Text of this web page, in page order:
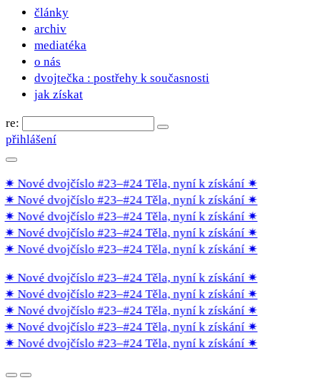
články
archiv
mediatéka
o nás
dvojtečka : postřehy k současnosti
jak získat
re:
přihlášení
✷ Nové dvojčíslo #23–#24 Těla, nyní k získání ✷
✷ Nové dvojčíslo #23–#24 Těla, nyní k získání ✷
✷ Nové dvojčíslo #23–#24 Těla, nyní k získání ✷
✷ Nové dvojčíslo #23–#24 Těla, nyní k získání ✷
✷ Nové dvojčíslo #23–#24 Těla, nyní k získání ✷
✷ Nové dvojčíslo #23–#24 Těla, nyní k získání ✷
✷ Nové dvojčíslo #23–#24 Těla, nyní k získání ✷
✷ Nové dvojčíslo #23–#24 Těla, nyní k získání ✷
✷ Nové dvojčíslo #23–#24 Těla, nyní k získání ✷
✷ Nové dvojčíslo #23–#24 Těla, nyní k získání ✷